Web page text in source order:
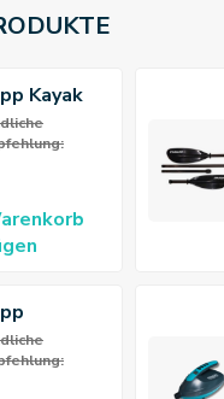
Kayak
40L